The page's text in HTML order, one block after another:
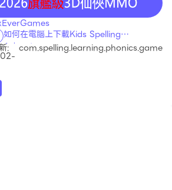
如何在電腦上下載Kids Spelling
Adventure
: com.spelling.learning.phonics.game